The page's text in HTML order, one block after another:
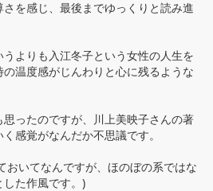
を感じ、最後までゆっくりと読み進
よりも入江冬子という女性の人生を
温度感がじんわりと心に残るような
ったのですが、川上美映子さんの著
感覚がなんだか不思議です。
おいてなんですが、ほのぼの系ではな
した作風です。)